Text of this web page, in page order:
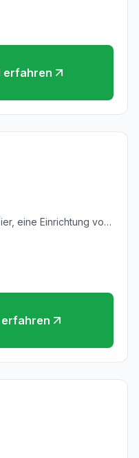
erfahren
eine Einrichtung vom
erfahren